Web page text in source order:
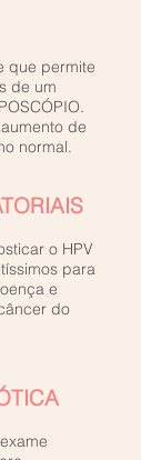
que permite
de um
de
normal.
o HPV
para
e
do